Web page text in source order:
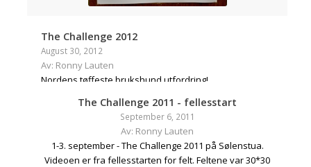
The Challenge 2012
August 30, 2012
Av: Ronny Lauten
Nordens tøffeste brukshund utfordring!
The Challenge 2011 - fellesstart
September 6, 2011
Av: Ronny Lauten
1-3. september - The Challenge 2011 på Sølenstua.
Videoen er fra fellesstarten for felt. Feltene var 30*30